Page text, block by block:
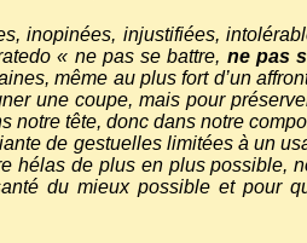
inopinées, injustifiées,
« ne pas se battre, ne pas
même au plus fort d’un
une coupe, mais pour
tête, donc dans notre
de gestuelles limitées à un
de plus en plus possible,
du mieux possible et pour